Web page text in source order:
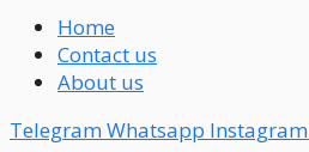
Home
Contact us
About us
TelegramWhatsapp Instagram